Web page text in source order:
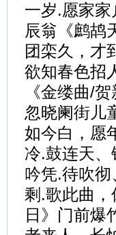
一岁.愿家
辰翁《鹧鸪
团栾久，才
欲知春色招
《金缕曲/
忽晓阑街儿
如今白，愿
冷.鼓连天
吟凭.待吹
剩.歌此曲
日》门前爆